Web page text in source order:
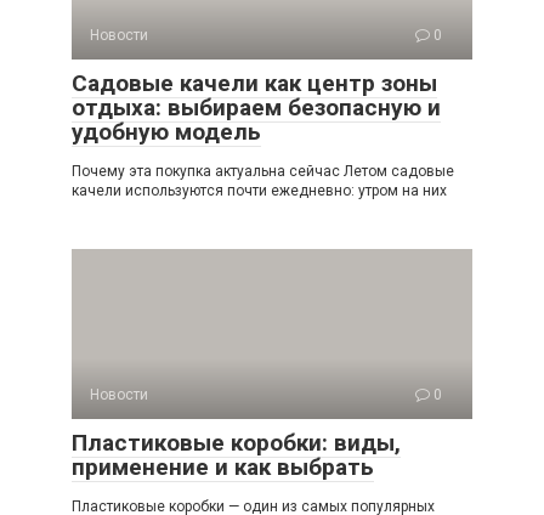
Новости 0
Садовые качели как центр зоны
отдыха: выбираем безопасную и
удобную модель
Почему эта покупка актуальна сейчас Летом садовые
качели используются почти ежедневно: утром на них
Новости 0
Пластиковые коробки: виды,
применение и как выбрать
Пластиковые коробки — один из самых популярных